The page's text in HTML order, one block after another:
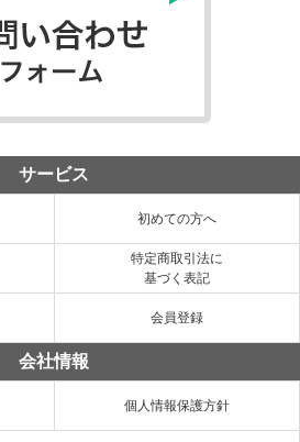
サービス
初めての方へ
特定商取引法に
基づく表記
会員登録
会社情報
個人情報保護方針